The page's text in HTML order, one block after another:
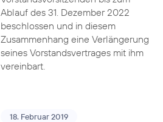
Ablauf des 31. Dezember 2022
beschlossen und in diesem
Zusammenhang eine Verlängerung
seines Vorstandsvertrages mit ihm
vereinbart.
18. Februar 2019